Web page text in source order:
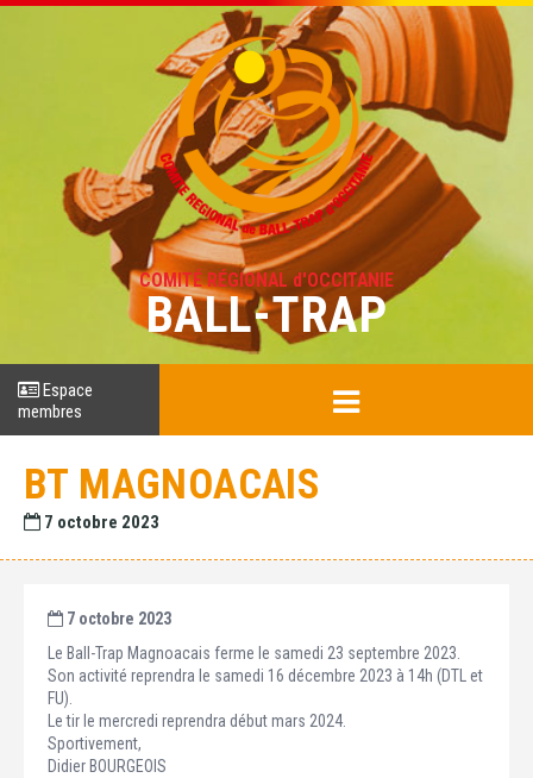
COMITÉ RÉGIONAL d'OCCITANIE
BALL-TRAP
Espace
membres
BT MAGNOACAIS
7 octobre 2023
7 octobre 2023
Le Ball-Trap Magnoacais ferme le samedi 23 septembre 2023.
Son activité reprendra le samedi 16 décembre 2023 à 14h (DTL et
FU).
Le tir le mercredi reprendra début mars 2024.
Sportivement,
Didier BOURGEOIS